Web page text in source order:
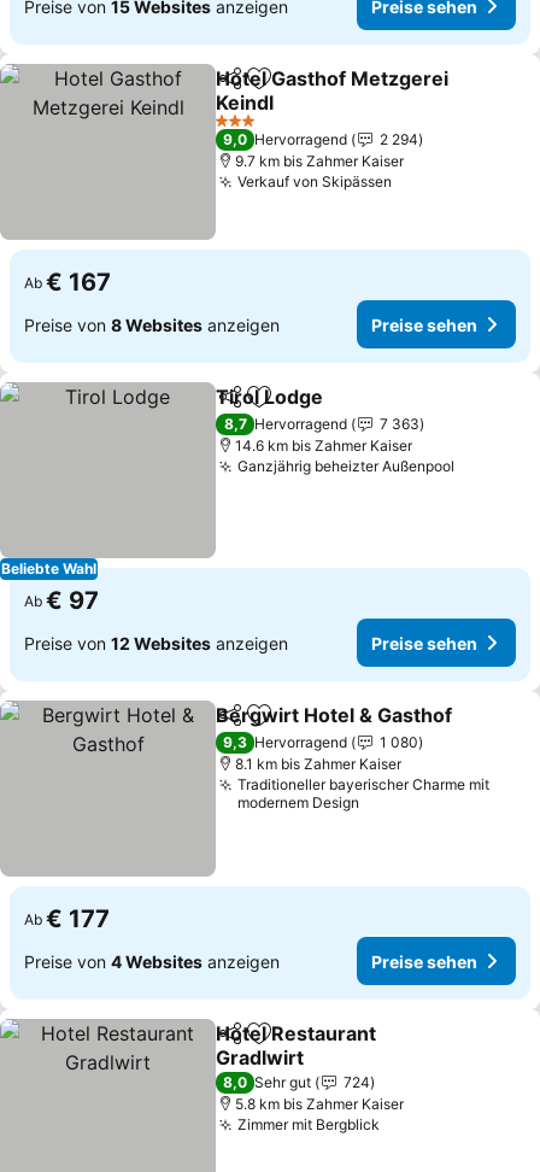
Preise von 15 Websites anzeigen Preise sehen
TeilenZu Favoriten hinzufügen
Hotel Gasthof Metzgerei
Keindl
Preise sehen
3 Sterne
9,0 Hervorragend
2 294
9.7 km bis Zahmer Kaiser
Verkauf von Skipässen
Ab € 167
Preise von 8 Websites anzeigen Preise sehen
Beliebte Wahl
TeilenZu Favoriten hinzufügen
Tirol Lodge
8,7 Hervorragend
7 363
14.6 km bis Zahmer Kaiser
Ganzjährig beheizter Außenpool
Ab € 97
Preise von 12 Websites anzeigen Preise sehen
TeilenZu Favoriten hinzufügen
Bergwirt Hotel & Gasthof
9,3 Hervorragend
1 080
8.1 km bis Zahmer Kaiser
Traditioneller bayerischer Charme mit
modernem Design
Ab € 177
Preise von 4 Websites anzeigen Preise sehen
TeilenZu Favoriten hinzufügen
Hotel Restaurant
Gradlwirt
Preise sehen
8,0 Sehr gut
724
5.8 km bis Zahmer Kaiser
Zimmer mit Bergblick